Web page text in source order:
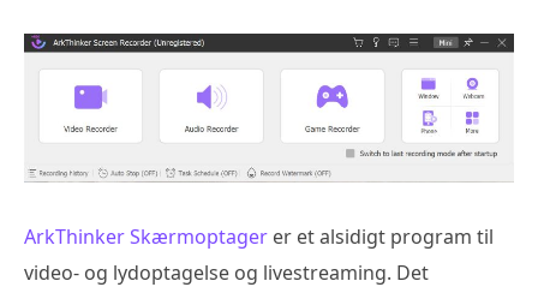
ArkThinker Skærmoptager er et alsidigt program til
video- og lydoptagelse og livestreaming. Det